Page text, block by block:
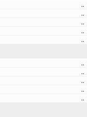
..
..
..
..
..
..
..
..
..
..